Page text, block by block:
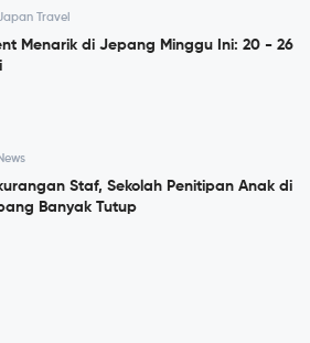
Travel
Menarik di Jepang Minggu Ini: 20 - 26
News
Staf, Sekolah Penitipan Anak di
Banyak Tutup